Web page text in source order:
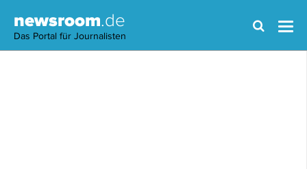
newsroom.de
Das Portal für Journalisten